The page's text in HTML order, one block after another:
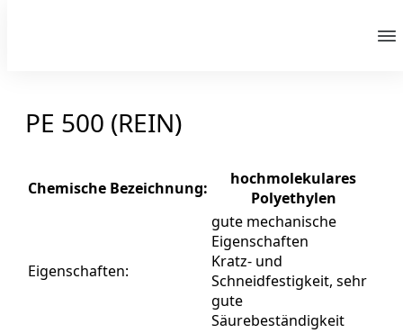
PE 500 (REIN)
Chemische Bezeichnung:
hochmolekulares
Polyethylen
Eigenschaften:
gute mechanische
Eigenschaften
Kratz- und
Schneidfestigkeit, sehr
gute
Säurebeständigkeit